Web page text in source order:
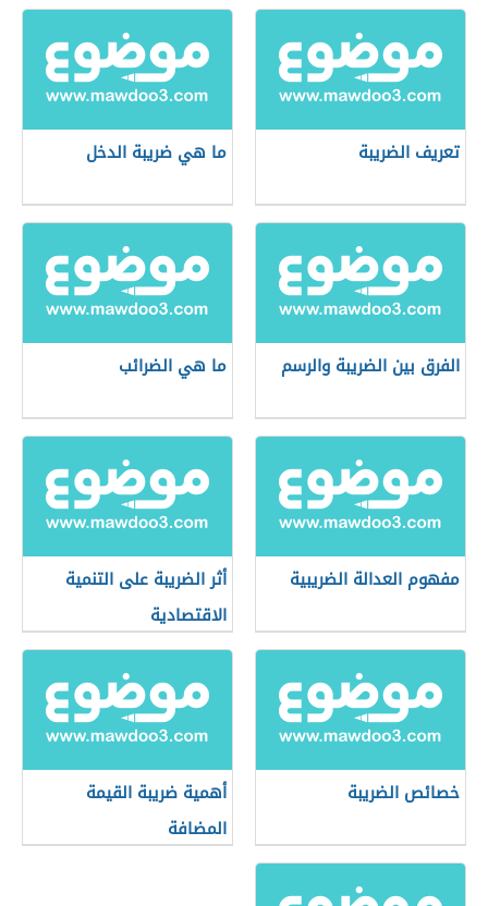
تعريف الضريبة ما هي ضريبة الدخل
الفرق بين الضريبة والرسم ما هي الضرائب
مفهوم العدالة الضريبية
أثر الضريبة على التنمية
الاقتصادية
خصائص الضريبة
أهمية ضريبة القيمة
المضافة